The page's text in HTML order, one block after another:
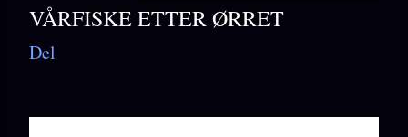
VÅRFISKE ETTER ØRRET
Del